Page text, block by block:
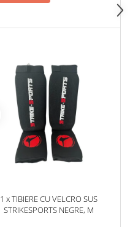
1 x TIBIERE CU VELCRO SUS
STRIKESPORTS NEGRE, M